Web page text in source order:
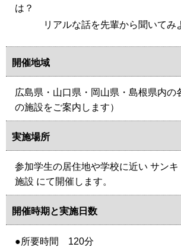
は？
リアルな話を先輩から聞いてみ
開催地域
広島県・山口県・岡山県・島根県内の
の施設をご案内します）
実施場所
参加学生の居住地や学校に近い サン
施設 にて開催します。
開催時期と実施日数
●所要時間 120分